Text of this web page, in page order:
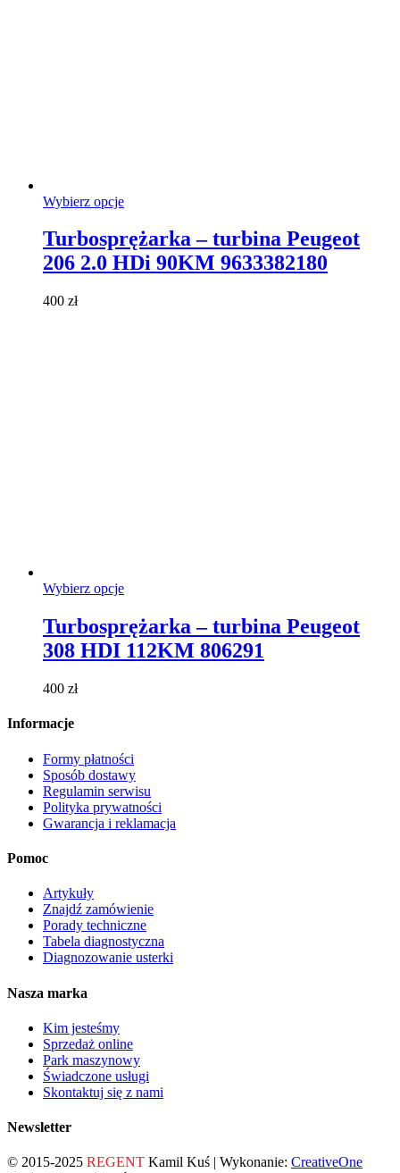
Wybierz opcjeTen
ma
wiele
wariantów.
Turbosprężarka – turbina Peugeot
206 2.0 HDi 90KM 9633382180
400 zł
Wybierz opcjeTen
wiele
wariantów.
Turbosprężarka – turbina Peugeot
308 HDI 112KM 806291
400 zł
Informacje
Formy płatności
Sposób dostawy
Regulamin serwisu
Polityka prywatności
Gwarancja i reklamacja
Pomoc
Artykuły
Znajdź zamówienie
Porady techniczne
Tabela diagnostyczna
Diagnozowanie usterki
Nasza marka
Kim jesteśmy
Sprzedaż online
Park maszynowy
Świadczone usługi
Skontaktuj się z nami
Newsletter
© 2015-2025 REGENT Kamil Kuś | Wykonanie: CreativeOne